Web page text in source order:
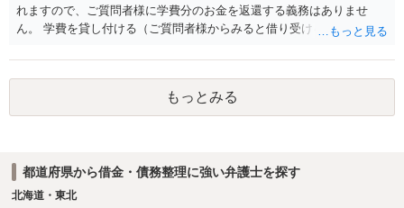
れますので、ご質問者様に学費分のお金を返還する義務はありませ
ん。 学費を貸し付ける（ご質問者様からみると借り受ける）といった
ょう。
もっとみる
都道府県から借金・債務整理に強い弁護士を探す
北海道・東北